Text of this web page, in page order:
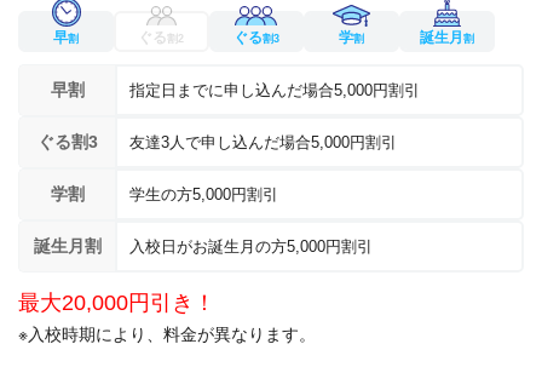
早割 ぐる 割2 ぐる割3 学割 誕生月割
早割 指定日までに申し込んだ場合5,000円割引
ぐる割3 友達3人で申し込んだ場合5,000円割引
学割 学生の方5,000円割引
誕生月割 入校日がお誕生月の方5,000円割引
最大20,000円引き！
※入校時期により、料金が異なります。